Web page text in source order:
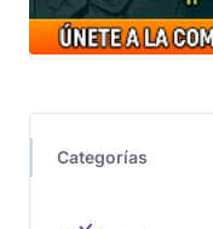
Categorías